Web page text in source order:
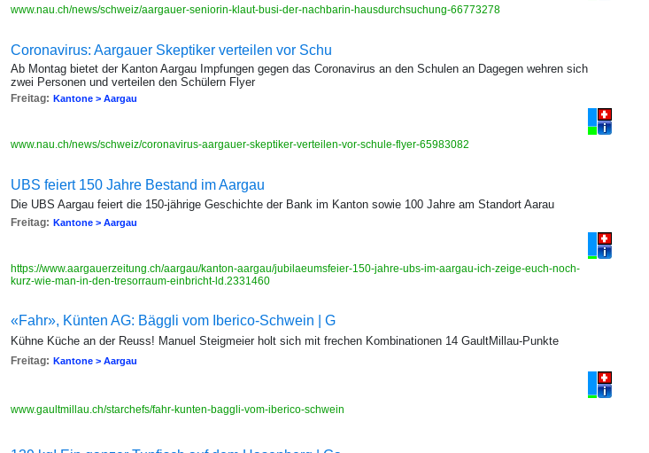
www.nau.ch/news/schweiz/aargauer-seniorin-klaut-busi-der-nachbarin-hausdurchsuchung-66773278
Coronavirus: Aargauer Skeptiker verteilen vor Schu
Ab Montag bietet der Kanton Aargau Impfungen gegen das Coronavirus an den Schulen an Dagegen wehren sich
zwei Personen und verteilen den Schülern Flyer
Freitag: Kantone > Aargau
www.nau.ch/news/schweiz/coronavirus-aargauer-skeptiker-verteilen-vor-schule-flyer-65983082
UBS feiert 150 Jahre Bestand im Aargau
Die UBS Aargau feiert die 150-jährige Geschichte der Bank im Kanton sowie 100 Jahre am Standort Aarau
Freitag: Kantone > Aargau
https://www.aargauerzeitung.ch/aargau/kanton-aargau/jubilaeumsfeier-150-jahre-ubs-im-aargau-ich-zeige-euch-noch-
kurz-wie-man-in-den-tresorraum-einbricht-ld.2331460
«Fahr», Künten AG: Bäggli vom Iberico-Schwein | G
Kühne Küche an der Reuss! Manuel Steigmeier holt sich mit frechen Kombinationen 14 GaultMillau-Punkte
Freitag: Kantone > Aargau
www.gaultmillau.ch/starchefs/fahr-kunten-baggli-vom-iberico-schwein